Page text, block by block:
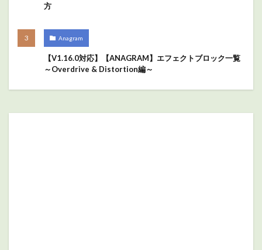
方
Anagram
【V1.16.0対応】【ANAGRAM】エフェクトブロック一覧
～Overdrive & Distortion編～